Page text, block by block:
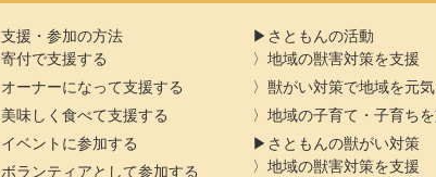
支援・参加の方法
寄付で支援する
オーナーになって支援する
美味しく食べて支援する
イベントに参加する
ボランティアとして参加する
さともんの活動
地域の獣害対策を支援
獣がい対策で地域を元
地域の子育て・子育ち
さともんの獣がい対策
地域の獣害対策を支援